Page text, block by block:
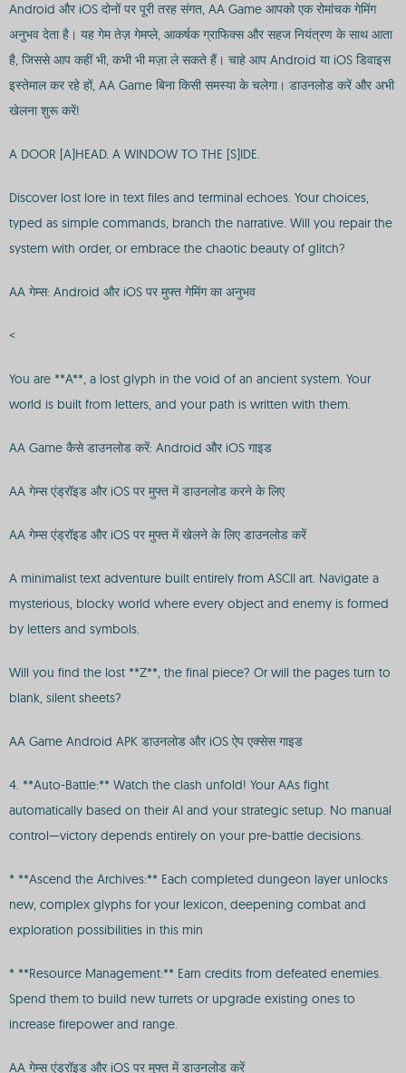
Android और iOS दोनों पर पूरी तरह संगत, AA Game आपको एक रोमांचक गेमिंग
अनुभव देता है। यह गेम तेज़ गेमप्ले, आकर्षक ग्राफिक्स और सहज नियंत्रण के साथ आता
है, जिससे आप कहीं भी, कभी भी मज़ा ले सकते हैं। चाहे आप Android या iOS डिवाइस
इस्तेमाल कर रहे हों, AA Game बिना किसी समस्या के चलेगा। डाउनलोड करें और अभी
खेलना शुरू करें!
A DOOR [A]HEAD. A WINDOW TO THE [S]IDE.
Discover lost lore in text files and terminal echoes. Your choices,
typed as simple commands, branch the narrative. Will you repair the
system with order, or embrace the chaotic beauty of glitch?
AA गेम्स: Android और iOS पर मुफ्त गेमिंग का अनुभव
<
You are **A**, a lost glyph in the void of an ancient system. Your
world is built from letters, and your path is written with them.
AA Game कैसे डाउनलोड करें: Android और iOS गाइड
AA गेम्स एंड्रॉइड और iOS पर मुफ्त में डाउनलोड करने के लिए
AA गेम्स एंड्रॉइड और iOS पर मुफ्त में खेलने के लिए डाउनलोड करें
A minimalist text adventure built entirely from ASCII art. Navigate a
mysterious, blocky world where every object and enemy is formed
by letters and symbols.
Will you find the lost **Z**, the final piece? Or will the pages turn to
blank, silent sheets?
AA Game Android APK डाउनलोड और iOS ऐप एक्सेस गाइड
4. **Auto-Battle:** Watch the clash unfold! Your AAs fight
automatically based on their AI and your strategic setup. No manual
control—victory depends entirely on your pre-battle decisions.
* **Ascend the Archives:** Each completed dungeon layer unlocks
new, complex glyphs for your lexicon, deepening combat and
exploration possibilities in this min
* **Resource Management:** Earn credits from defeated enemies.
Spend them to build new turrets or upgrade existing ones to
increase firepower and range.
AA गेम्स एंड्रॉइड और iOS पर मुफ्त में डाउनलोड करें